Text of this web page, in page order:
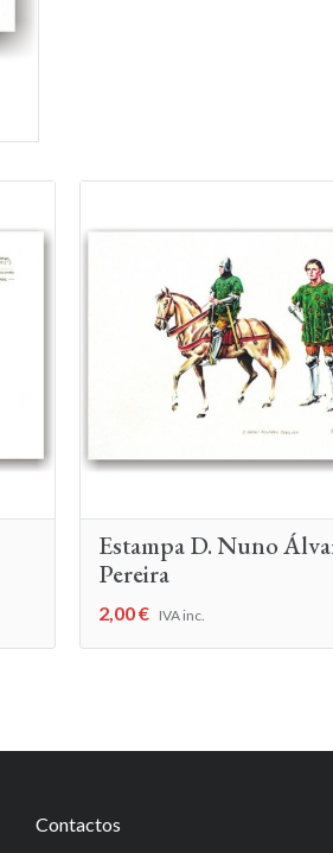
Estampa D. Nuno
Pereira
2,00€ IVA inc.
Contactos